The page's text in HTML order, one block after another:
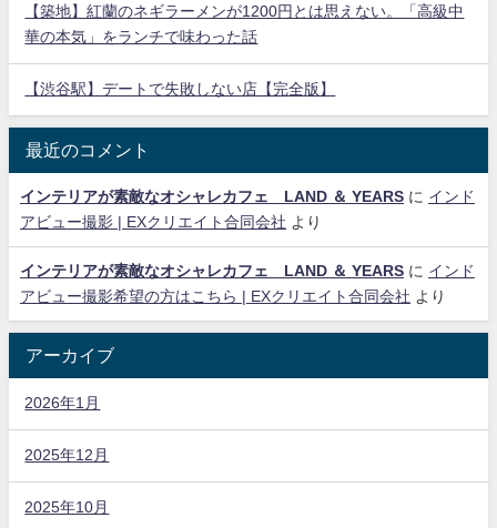
【築地】紅蘭のネギラーメンが1200円とは思えない。「高級中
華の本気」をランチで味わった話
【渋谷駅】デートで失敗しない店【完全版】
最近のコメント
インテリアが素敵なオシャレカフェ LAND ＆ YEARS に インド
アビュー撮影 | EXクリエイト合同会社 より
インテリアが素敵なオシャレカフェ LAND ＆ YEARS に インド
アビュー撮影希望の方はこちら | EXクリエイト合同会社 より
アーカイブ
2026年1月
2025年12月
2025年10月